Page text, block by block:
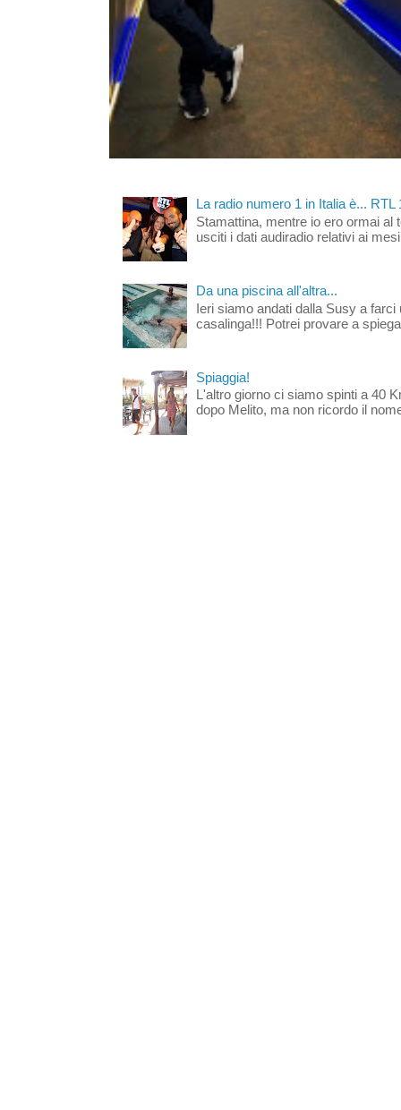
La radio numero 1 in Italia è... RTL
Stamattina, mentre io ero ormai al
usciti i dati audiradio relativi ai
Da una piscina all'altra...
Ieri siamo andati dalla Susy a
casalinga!!! Potrei provare a
Spiaggia!
L'altro giorno ci siamo spinti a 40
dopo Melito, ma non ricordo il